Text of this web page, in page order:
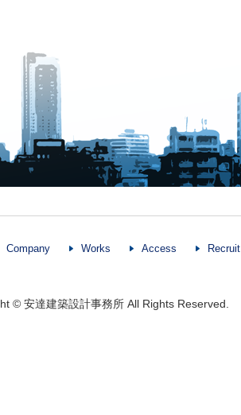
Company Works Access Recruit
© 安達建築設計事務所 All Rights Reserved.